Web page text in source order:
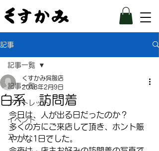
記事
記事一覧
アウトレット
イベント
コート
記事一覧
白系 訪問着
くすかみ呉服店
2018年2月9日
今日は、人が出る日だったのか？
多くの方にご来店して頂き、ホント賑
やかな1日でした。